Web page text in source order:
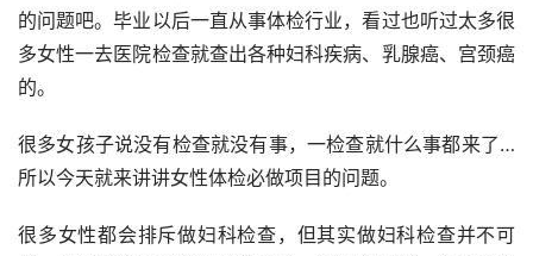
的问题吧。毕业以后一直从事体检行业，看过也听过太多很
多女性一去医院检查就查出各种妇科疾病、乳腺癌、宫颈癌
的。
很多女孩子说没有检查就没有事，一检查就什么事都来了…
所以今天就来讲讲女性体检必做项目的问题。
很多女性都会排斥做妇科检查，但其实做妇科检查并不可